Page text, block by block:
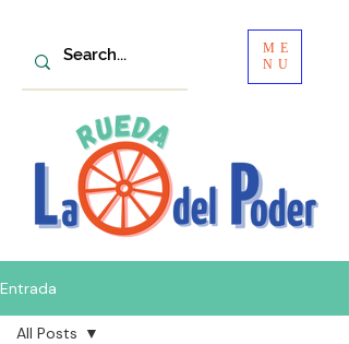
ME
NU
Entrada
All Posts